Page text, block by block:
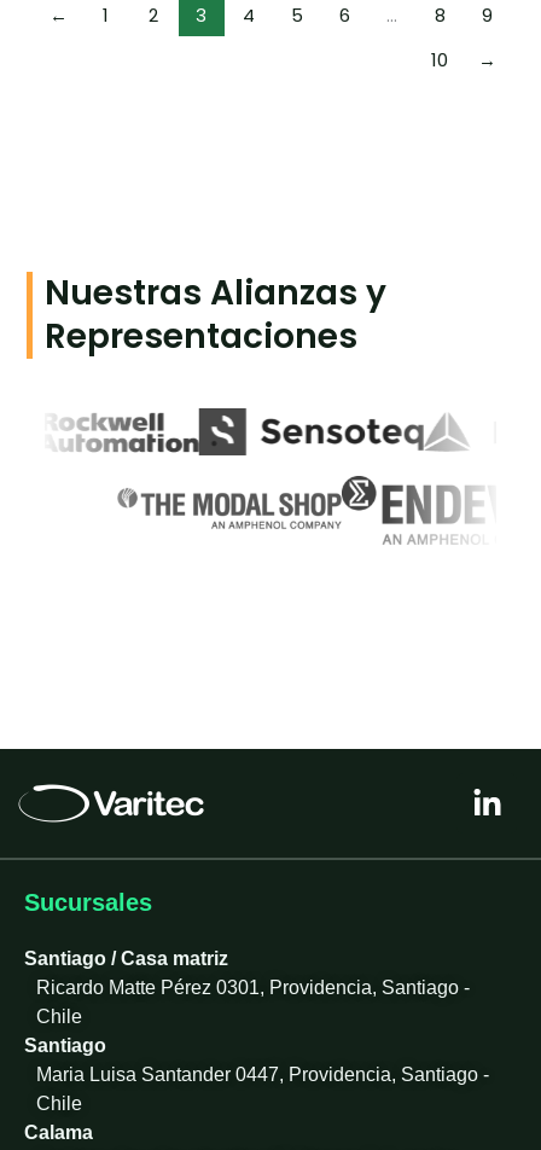
← 1 2 3 4 5 6 … 8
9
10
→
Nuestras Alianzas y
Representaciones
i
k
n
Sucursales
Santiago / Casa matriz
Ricardo Matte Pérez 0301, Providencia, Santiago -
Chile
Santiago
Maria Luisa Santander 0447, Providencia, Santiago -
Chile
Calama